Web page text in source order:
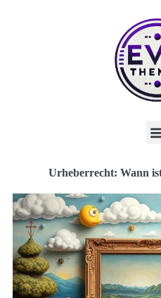
Urheberrecht: Wann